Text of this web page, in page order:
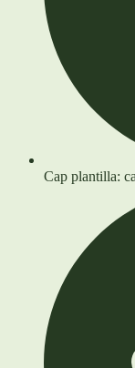
Cap plantilla: